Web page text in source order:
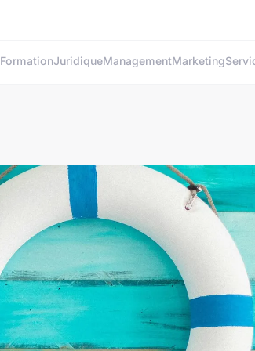
FormationJuridiqueManagementMarketing